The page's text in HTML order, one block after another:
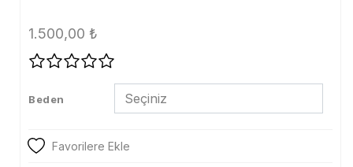
Şort
1.500,00 ₺
Beden
Favorilere Ekle